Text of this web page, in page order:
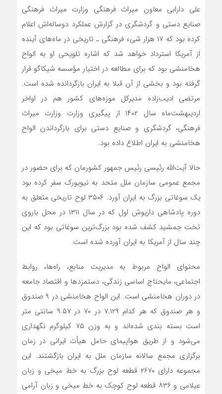
علی دارابی معاون میراث فرهنگی وزارت میراث فرهنگی
صنایع دستی و گردشگری در گزارش عملکرد دوساله‌اش اعلام
کرده بود که ۱۷ هزار شیء فرهنگی ـ تاریخی در ماه‌های آینده
از آمریکا استرداد خواهد شد که اشاره تلویحی او به الواح
هخامنشی بود که برای مطالعه در اختیار مؤسسه شیکاگو قرار
گرفته بود و بخشی از آن قبلا به ایران بازگردانده شده است.
مرتضی ادیب‌زاده مدیرکل موزه‌های کشور هم در اواخر
اردیبهشت‌ماه سال ۱۴۰۲ از پیگیری وزارت وزارت میراث
فرهنگی، گردشگری و صنایع دستی برای بازگرداندن الواح
هخامنشی به ایران اطلاع داده بود.
حالا آیت‌الله رئیسی رئیس جمهور کشورمان که برای حضور در
مجمع عمومی سازمان ملل متحد به نیویورک سفر کرده بود
یک سوغاتی بزرگ به ایران آورد. ۳۵۰۶ لوح تاریخی متعلق به
دوره پادشاهی داریوش اول که در سال ۱۳۱۱ در محل باروی
تخت جمشید کشف شده بود بزرگ‌ترین سوغاتی بود که این
چند سال از آمریکا به ایران آورده شده است.
محتوای الواح مربوط به مدیریت منابع، راه‌ها، روابط
اجتماعی، مایحتاج اساسی زندگی، دستمزد‌ها و اقتصاد جامعه
در دوران هخامنشی است. این الواح هخامنشی در ۹ صندوق
و هر صندوق که هر کدام ۷.۱۲۹ در ۷۰ در ۹.۵۷ سانتی متر
است بسته بندی شده‌اند و به وزن ۷۵ کیلوگرم نگهداری
می‌شود و از طریق هواپیمای حامل هیأت ایرانی در زمان
برگزاری مجمع سالانه سازمان ملل به ایران بازگشتند. این
مجموعه دارای ۲۶۷۰ قطعه لوح بزرگ به خط میخی و زبان
عیلامی و ۸۳۶ قطعه لوح کوچک به خط میخی و زبان آرامی